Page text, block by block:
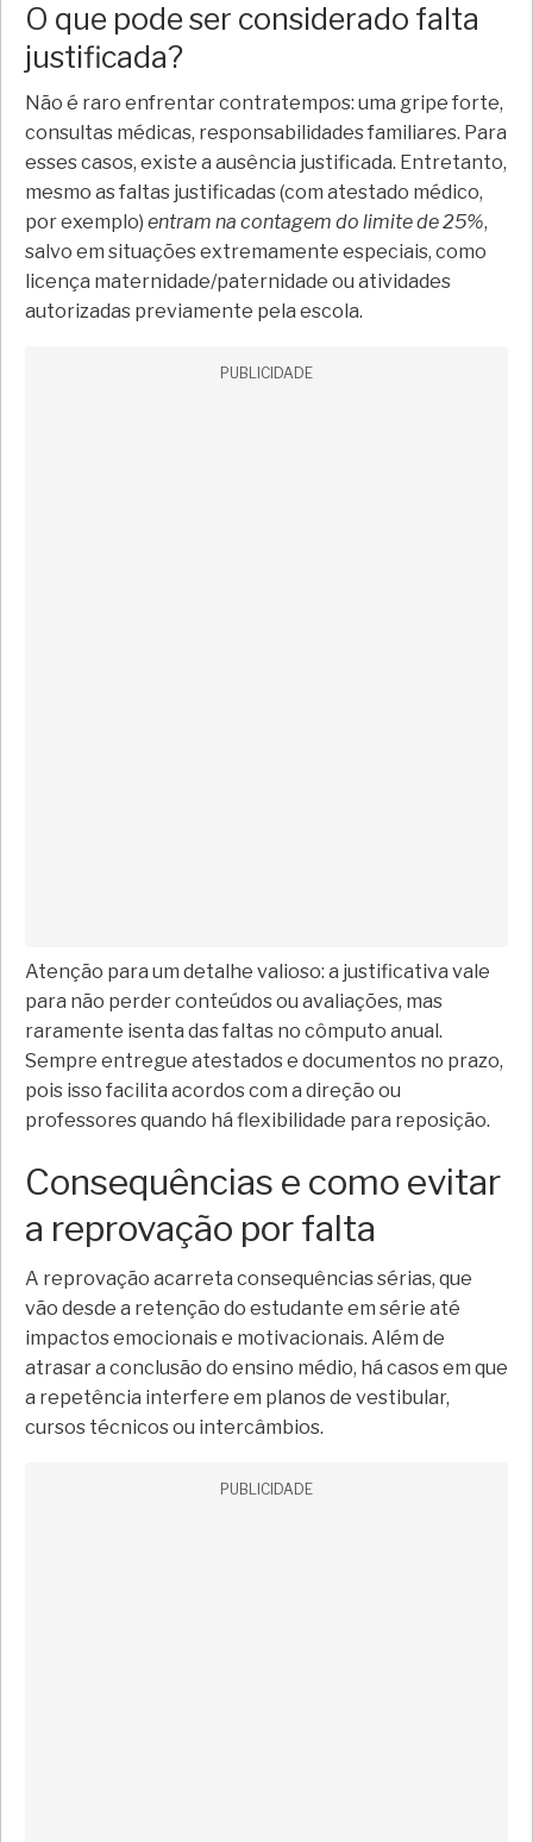
O que pode ser considerado falta
justificada?
Não é raro enfrentar contratempos: uma gripe forte,
consultas médicas, responsabilidades familiares. Para
esses casos, existe a ausência justificada. Entretanto,
mesmo as faltas justificadas (com atestado médico,
por exemplo) entram na contagem do limite de 25%,
salvo em situações extremamente especiais, como
licença maternidade/paternidade ou atividades
autorizadas previamente pela escola.
PUBLICIDADE
Atenção para um detalhe valioso: a justificativa vale
para não perder conteúdos ou avaliações, mas
raramente isenta das faltas no cômputo anual.
Sempre entregue atestados e documentos no prazo,
pois isso facilita acordos com a direção ou
professores quando há flexibilidade para reposição.
Consequências e como evitar
a reprovação por falta
A reprovação acarreta consequências sérias, que
vão desde a retenção do estudante em série até
impactos emocionais e motivacionais. Além de
atrasar a conclusão do ensino médio, há casos em que
a repetência interfere em planos de vestibular,
cursos técnicos ou intercâmbios.
PUBLICIDADE